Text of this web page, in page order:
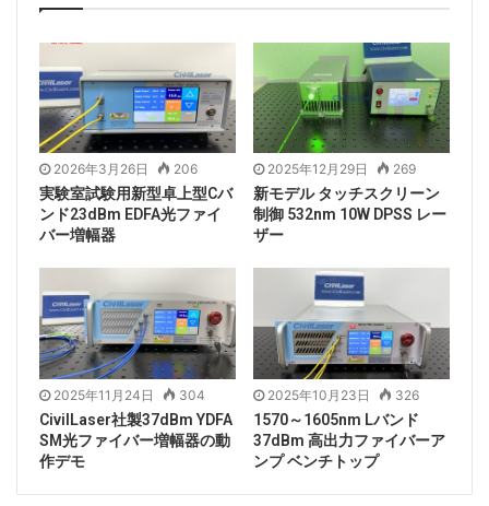
2026年3月26日 206
実験室試験用新型卓上型Cバ
ンド23dBm EDFA光ファイ
バー増幅器
2025年12月29日 269
新モデル タッチスクリーン
制御 532nm 10W DPSS レー
ザー
2025年11月24日 304
CivilLaser社製37dBm YDFA
SM光ファイバー増幅器の動
作デモ
2025年10月23日 326
1570～1605nm Lバンド
37dBm 高出力ファイバーア
ンプ ベンチトップ